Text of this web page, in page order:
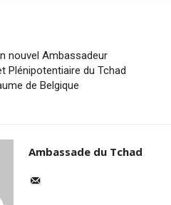
nouvel Ambassadeur
Plénipotentiaire du Tchad
de Belgique
Ambassade du Tchad